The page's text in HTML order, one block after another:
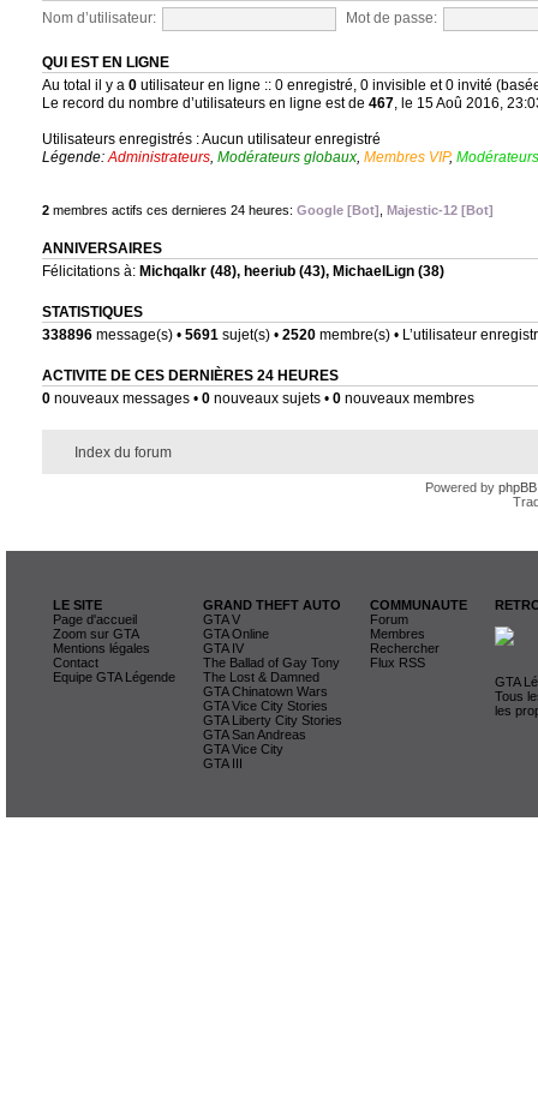
Nom d’utilisateur: Mot de passe:
QUI EST EN LIGNE
Au total il y a 0utilisateur en ligne :: 0 enregistré, 0 invisible et 0 invité
Le record du nombre d’utilisateurs en ligne est de 467, le 15 Aoû 2016,
Utilisateurs enregistrés : Aucun utilisateur enregistré
Légende:Administrateurs, Modérateurs globaux, Membres VIP,
2membres actifs ces dernieres 24 heures: Google [Bot] Majestic-12 [Bot]
ANNIVERSAIRES
Félicitations à: Michqalkr(48), heeriub(43), MichaelLign(38)
STATISTIQUES
338896message(s) • 5691sujet(s) • 2520membre(s) • L’utilisateur
ACTIVITE DE CES DERNIÈRES 24 HEURES
0nouveaux messages • 0nouveaux sujets • 0nouveaux membres
Index du forum
Powered by phpBB
LE SITE
Page d'accueil
Zoom sur GTA
Mentions légales
Contact
Equipe GTA Légende
GRAND THEFT AUTO
GTA V
GTA Online
GTA IV
The Ballad of Gay Tony
The Lost & Damned
GTA Chinatown Wars
GTA Vice City Stories
GTA Liberty City Stories
GTA San Andreas
GTA Vice City
GTA III
COMMUNAUTE
Forum
Membres
Rechercher
Flux RSS
GTA
Tous
les